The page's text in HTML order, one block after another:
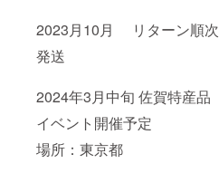
2023月10月 リターン順次
発送
2024年3月中旬 佐賀特産品
イベント開催予定
場所：東京都